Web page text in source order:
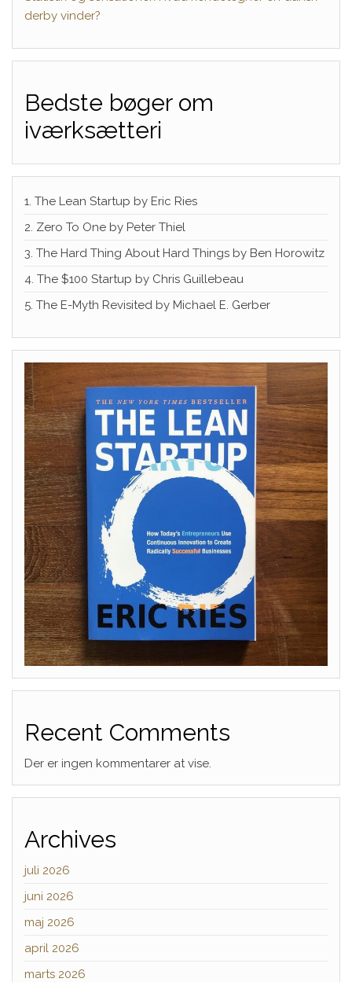
derby vinder?
Bedste bøger om
iværksætteri
1. The Lean Startup by Eric Ries
2. Zero To One by Peter Thiel
3. The Hard Thing About Hard Things by Ben Horowitz
4. The $100 Startup by Chris Guillebeau
5. The E-Myth Revisited by Michael E. Gerber
Recent Comments
Der er ingen kommentarer at vise.
Archives
juli 2026
juni 2026
maj 2026
april 2026
marts 2026